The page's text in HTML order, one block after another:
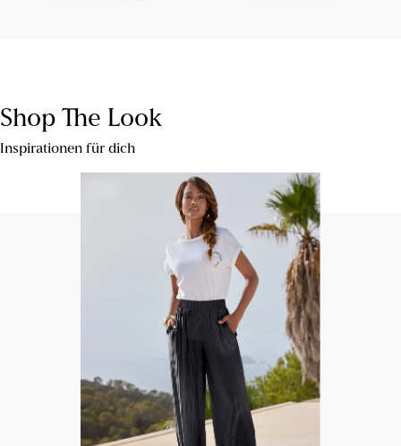
Shop The Look
Inspirationen für dich